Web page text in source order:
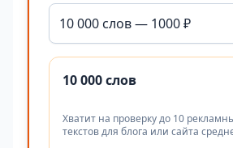
10 000 слов — 1000 ₽
10 000 слов
Хватит на проверку до 10
текстов для блога или сайта